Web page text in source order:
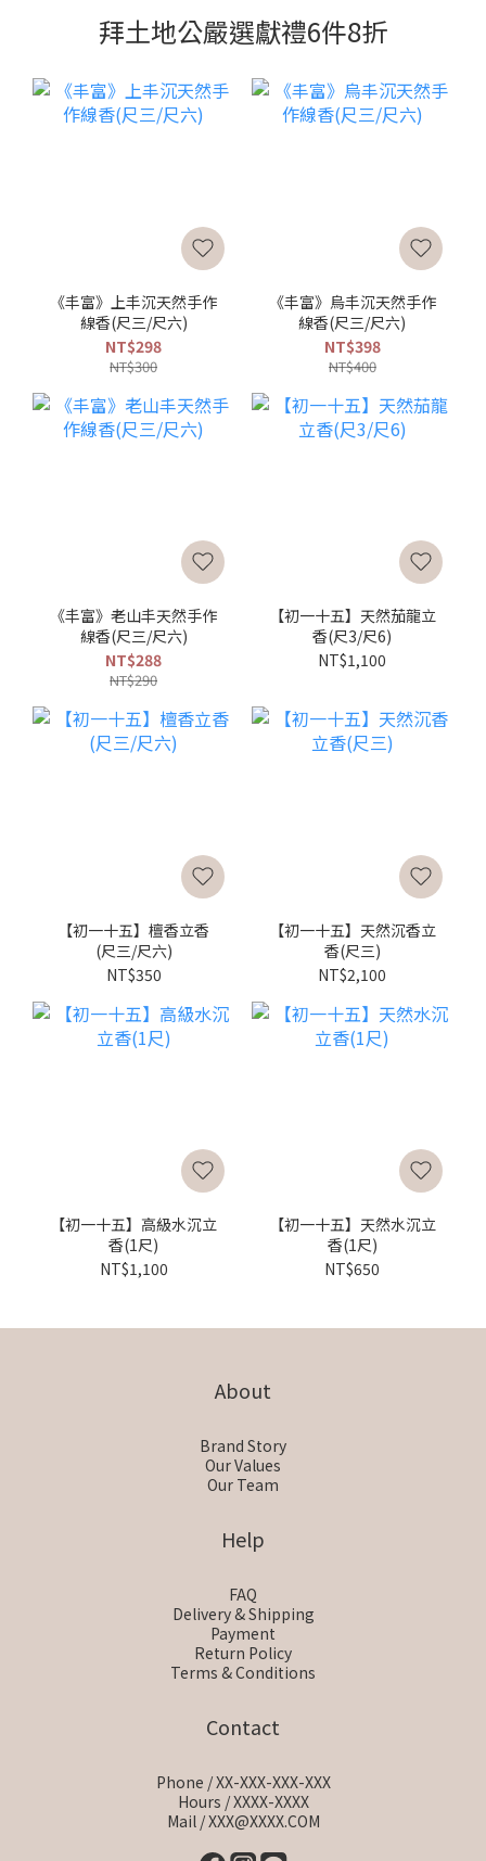
拜土地公嚴選獻禮6件8折
《丰富》上丰沉天然手作
線香(尺三/尺六)
NT$298
NT$300
《丰富》烏丰沉天然手作
線香(尺三/尺六)
NT$398
NT$400
《丰富》老山丰天然手作
線香(尺三/尺六)
NT$288
NT$290
【初一十五】天然茄龍立
香(尺3/尺6)
NT$1,100
【初一十五】檀香立香
(尺三/尺六)
NT$350
【初一十五】天然沉香立
香(尺三)
NT$2,100
【初一十五】高級水沉立
香(1尺)
NT$1,100
【初一十五】天然水沉立
香(1尺)
NT$650
About
Brand Story
Our Values
Our Team
Help
FAQ
Delivery & Shipping
Payment
Return Policy
Terms & Conditions
Contact
Phone / XX-XXX-XXX-XXX
Hours / XXXX-XXXX
Mail / XXX@XXXX.COM